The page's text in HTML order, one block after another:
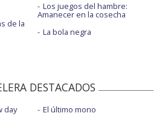
de la
Los juegos del hambre:
Amanecer en la cosecha
La bola negra
DESTACADOS
day
El último mono